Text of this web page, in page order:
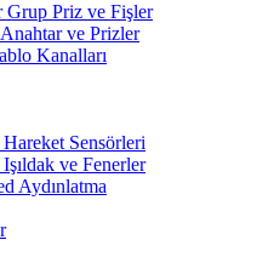
Grup Priz ve Fişler
ve Prizler
Kanalları
Hareket Sensörleri
Işıldak ve Fenerler
Aydınlatma